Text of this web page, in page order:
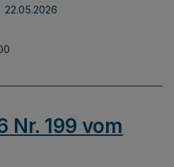
22.05.2026
Nr. 199 vom